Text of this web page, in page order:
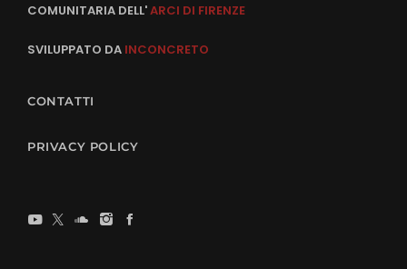
COMUNITARIA DELL'ARCI DI FIRENZE
SVILUPPATO DA INCONCRETO
CONTATTI
PRIVACY POLICY